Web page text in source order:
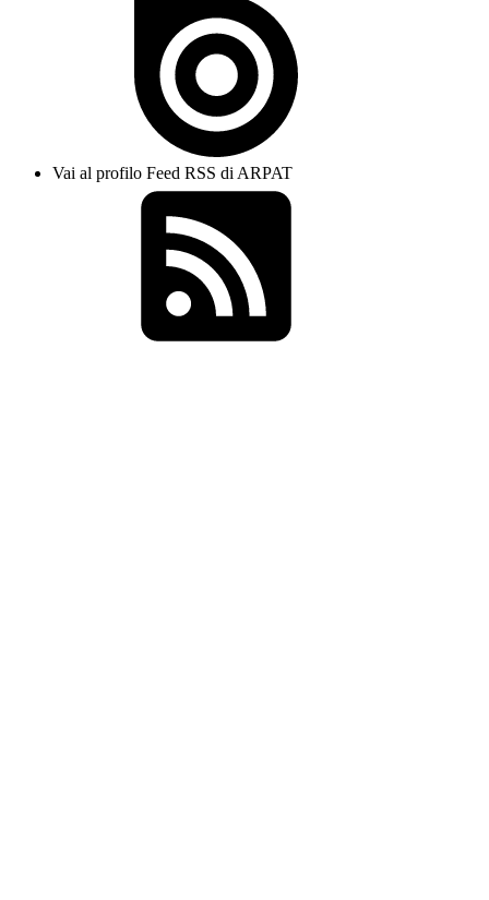
Vai al profilo Feed RSS di ARPAT